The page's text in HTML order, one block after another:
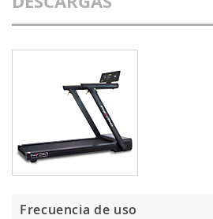
Frecuencia de uso